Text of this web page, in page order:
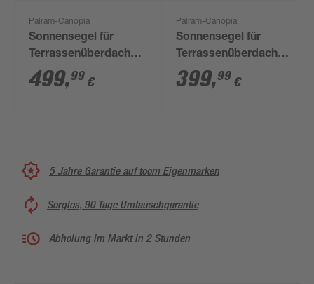
Palram-Canopia
Sonnensegel für
Terrassenüberdachung
'Stockholm' 325 x
64,5 cm 10 Stück
499,99 €
Palram-Canopia
Sonnensegel für
Terrassenüberdachung
'Stockholm' 325 x
64,5 cm 8 Stück
399,99 €
5 Jahre Garantie auf toom Eigenmarken
Sorglos, 90 Tage Umtauschgarantie
Abholung im Markt in 2 Stunden